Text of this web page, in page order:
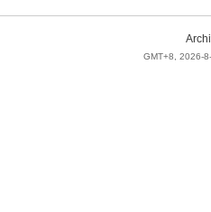
GMT+8, 2026-